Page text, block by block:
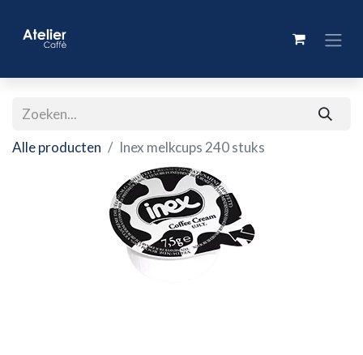
Alle producten Inex melkcups 240 stuks